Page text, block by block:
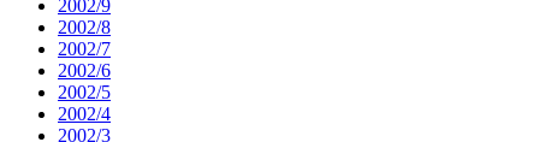
2002/9
2002/8
2002/7
2002/6
2002/5
2002/4
2002/3